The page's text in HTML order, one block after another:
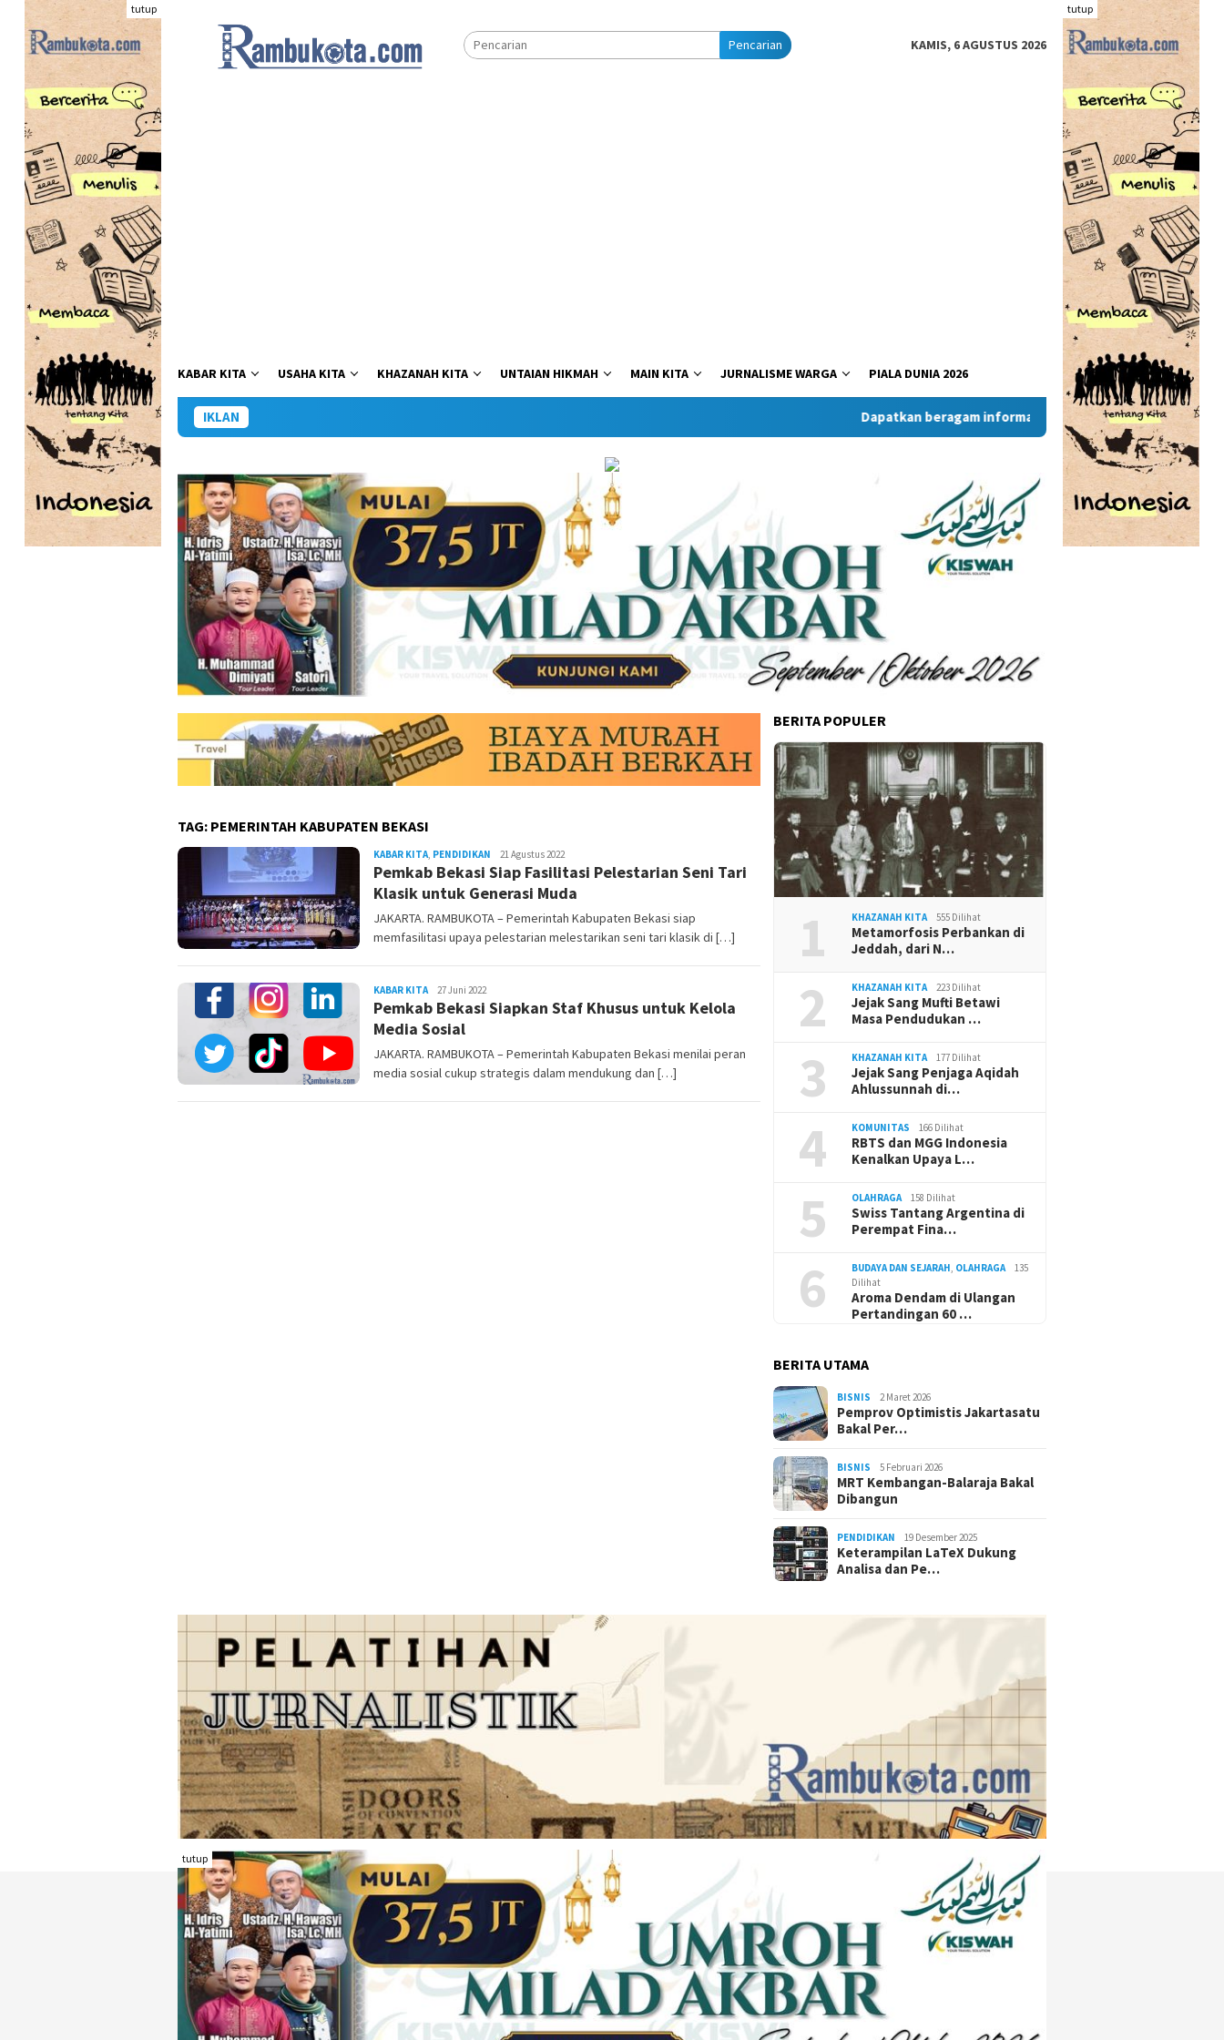
Loncat
konten
tutup tutup
Pencarian KAMIS, 6 AGUSTUS 2026
KABAR KITA USAHA KITA KHAZANAH KITA UNTAIAN HIKMAH MAIN KITA JURNALISME WARGA PIALA DUNIA 2026
IKLAN Dapatkan beragam informasi dan berita menarik dari situs
TAG: PEMERINTAH KABUPATEN BEKASI
KABAR KITA, PENDIDIKAN REDAKSI
RAMBUKOTA
21 Agustus 2022
Pemkab Bekasi Siap Fasilitasi Pelestarian Seni Tari
Klasik untuk Generasi Muda
JAKARTA. RAMBUKOTA – Pemerintah Kabupaten Bekasi siap
memfasilitasi upaya pelestarian melestarikan seni tari klasik di […]
KABAR KITAadmin
27 Juni 2022
Pemkab Bekasi Siapkan Staf Khusus untuk Kelola
Media Sosial
JAKARTA. RAMBUKOTA – Pemerintah Kabupaten Bekasi menilai peran
media sosial cukup strategis dalam mendukung dan […]
BERITA POPULER
1 KHAZANAH KITA 555 Dilihat
Metamorfosis Perbankan di
Jeddah, dari N…
2 KHAZANAH KITA 223 Dilihat
Jejak Sang Mufti Betawi
Masa Pendudukan …
3 KHAZANAH KITA 177 Dilihat
Jejak Sang Penjaga Aqidah
Ahlussunnah di…
4 KOMUNITAS 166 Dilihat
RBTS dan MGG Indonesia
Kenalkan Upaya L…
5 OLAHRAGA 158 Dilihat
Swiss Tantang Argentina di
Perempat Fina…
6 BUDAYA DAN SEJARAH OLAHRAGA
135
Dilihat
Aroma Dendam di Ulangan
Pertandingan 60 …
BERITA UTAMA
BISNIS 2 Maret 2026
Pemprov Optimistis Jakartasatu
Bakal Per…
BISNIS 5 Februari 2026
MRT Kembangan-Balaraja Bakal
Dibangun
PENDIDIKAN 19 Desember 2025
Keterampilan LaTeX Dukung
Analisa dan Pe…
TENTANG RAMBU KOTA REDAKSI
DISCLAIMER
KONTAK KAMI
FORM PENGADUAN
PEDOMAN MEDIA SIBER
KARIR
JARINGAN SOCIAL
Facebook Twitter
Instagram
Linkedin
Youtube
tutup